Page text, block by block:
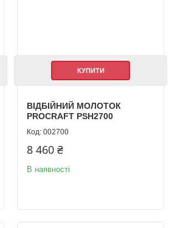
КУПИТИ
ВІДБІЙНИЙ МОЛОТОК
PROCRAFT PSH2700
002700
8 460 ₴
В наявності